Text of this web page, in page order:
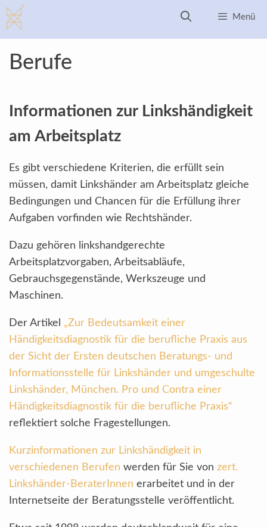
Zum
Inhalt
springen
Menü
Berufe
Informationen zur Linkshändigkeit
am Arbeitsplatz
Es gibt verschiedene Kriterien, die erfüllt sein
müssen, damit Linkshänder am Arbeitsplatz gleiche
Bedingungen und Chancen für die Erfüllung ihrer
Aufgaben vorfinden wie Rechtshänder.
Dazu gehören linkshandgerechte
Arbeitsplatzvorgaben, Arbeitsabläufe,
Gebrauchsgegenstände, Werkszeuge und
Maschinen.
Der Artikel „Zur Bedeutsamkeit einer
Händigkeitsdiagnostik für die berufliche Praxis aus
der Sicht der Ersten deutschen Beratungs- und
Informationsstelle für Linkshänder und umgeschulte
Linkshänder, München. Pro und Contra einer
Händigkeitsdiagnostik für die berufliche Praxis“
reflektiert solche Fragestellungen.
Kurzinformationen zur Linkshändigkeit in
verschiedenen Berufen werden für Sie von zert.
Linkshänder-BeraterInnen erarbeitet und in der
Internetseite der Beratungsstelle veröffentlicht.